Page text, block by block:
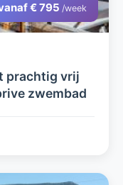
€ 795 /week
prachtig vrij
zwembad